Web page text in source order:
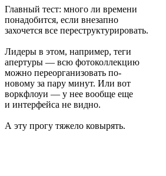
Главный тест: много ли времени
понадобится, если внезапно
захочется все переструктурировать.
Лидеры в этом, например, теги
апертуры — всю фотоколлекцию
можно переорганизовать по-
новому за пару минут. Или вот
воркфлоуи — у нее вообще еще
и интерфейса не видно.
А эту прогу тяжело ковырять.